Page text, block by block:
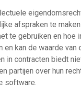
afspraken te
te gebruiken en
en kan de waarde
in contracten biedt
partijen over hun
software.